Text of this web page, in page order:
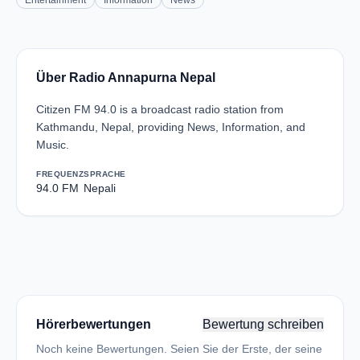
Über Radio Annapurna Nepal
Citizen FM 94.0 is a broadcast radio station from
Kathmandu, Nepal, providing News, Information, and
Music.
FREQUENZ
94.0 FM
SPRACHE
Nepali
Hörerbewertungen Bewertung schreiben
Noch keine Bewertungen. Seien Sie der Erste, der seine